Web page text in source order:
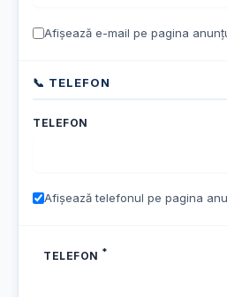
Afișează e-mail pe pagina
📞 TELEFON
TELEFON
Afișează telefonul pe pagina
TELEFON *